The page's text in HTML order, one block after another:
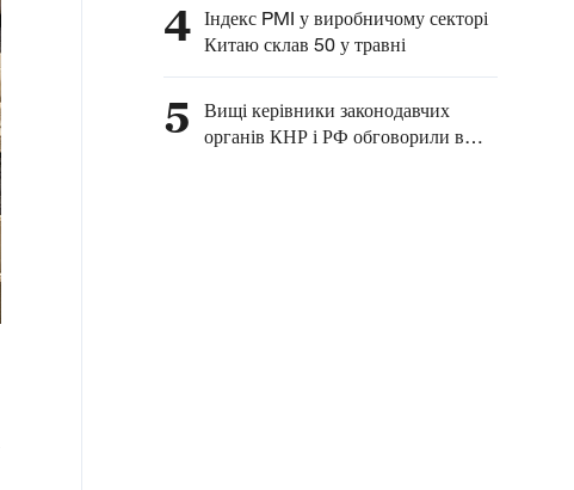
4 Індекс PMI у виробничому секторі
Китаю склав 50 у травні
5
Вищі керівники законодавчих
органів КНР і РФ обговорили в